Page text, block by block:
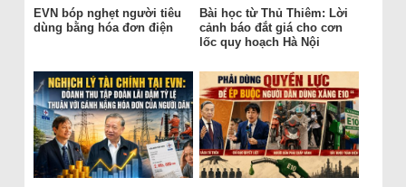
EVN bóp nghẹt người tiêu
dùng bằng hóa đơn điện
Bài học từ Thủ Thiêm: Lời
cảnh báo đắt giá cho cơn
lốc quy hoạch Hà Nội